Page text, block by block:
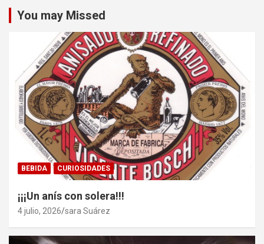
You may Missed
BEBIDA CURIOSIDADES
¡¡¡Un anís con solera!!!
4 julio, 2026 sara Suárez